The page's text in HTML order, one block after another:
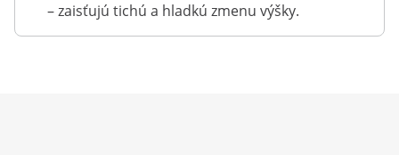
– zaisťujú tichú a hladkú zmenu výšky.